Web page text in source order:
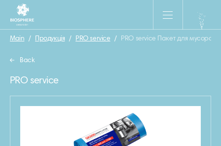
Main / Продукція / PRO service / PRO service Пакет для мусора
Back
PRO service